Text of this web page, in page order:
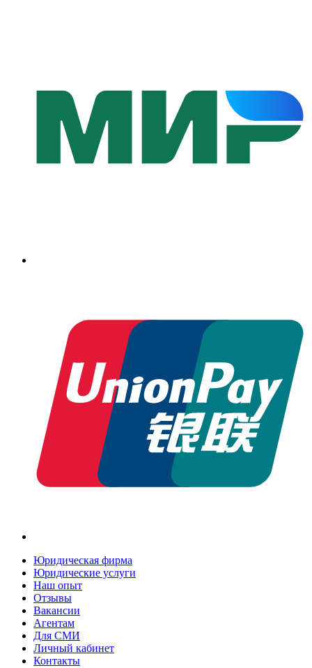
Юридическая фирма
Юридические услуги
Наш опыт
Отзывы
Вакансии
Агентам
Для СМИ
Личный кабинет
Контакты